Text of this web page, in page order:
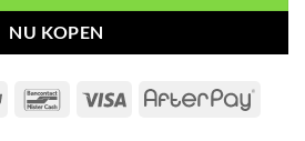
NU KOPEN
PayPal Bancontact
Visa